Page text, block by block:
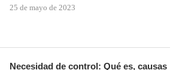
25 de mayo de 2023
Necesidad de control: Qué es, causas